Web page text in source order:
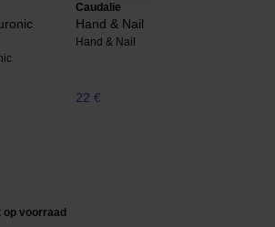
Caudalie
Hand & Nail
Hand & Nail
22 €
op voorraad